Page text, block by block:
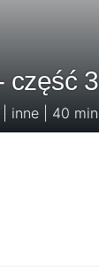
część 3
| inne | 40 min